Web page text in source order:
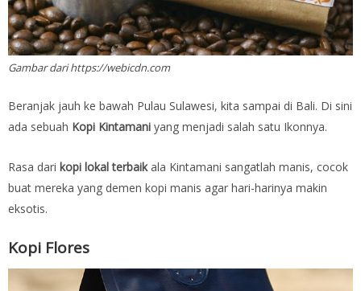
Gambar dari https://webicdn.com
Beranjak jauh ke bawah Pulau Sulawesi, kita sampai di Bali. Di sini
ada sebuah Kopi Kintamani yang menjadi salah satu Ikonnya.
Rasa dari kopi lokal terbaikala Kintamani sangatlah manis, cocok
buat mereka yang demen kopi manis agar hari-harinya makin
eksotis.
Kopi Flores